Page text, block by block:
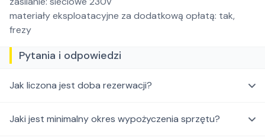
materiały eksploatacyjne za dodatkową opłatą: tak,
frezy
Pytania i odpowiedzi
Jak liczona jest doba rezerwacji?
Jaki jest minimalny okres wypożyczenia sprzętu?